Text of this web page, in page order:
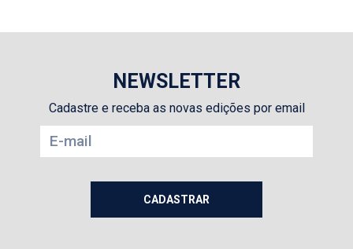
NEWSLETTER
Cadastre e receba as novas edições por email